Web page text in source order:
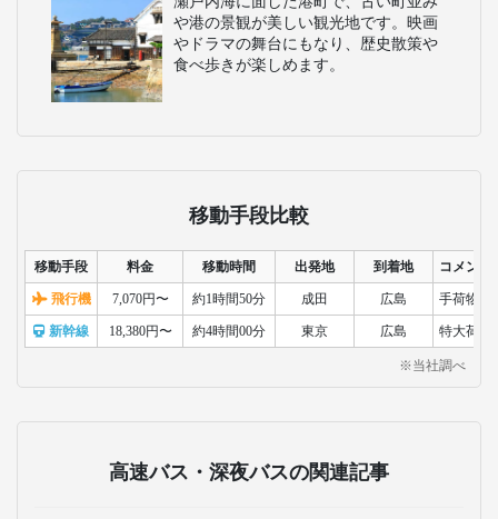
や港の景観が美しい観光地です。映画
やドラマの舞台にもなり、歴史散策や
食べ歩きが楽しめます。
移動手段比較
移動手段 料金 移動時間 出発地 到着地 コメント
飛行機 7,070円〜 約1時間50分 成田 広島 手荷物検
新幹線 18,380円〜 約4時間00分 東京 広島 特大荷物
※当社調べ
高速バス・深夜バスの関連記事